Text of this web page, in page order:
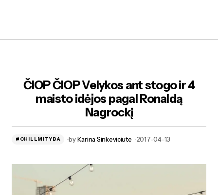
ČIOP ČIOP Velykos ant stogo ir 4
maisto idėjos pagal Ronaldą
Nagrockį
#CHILLMITYBA byKarina Sinkeviciute 2017-04-13